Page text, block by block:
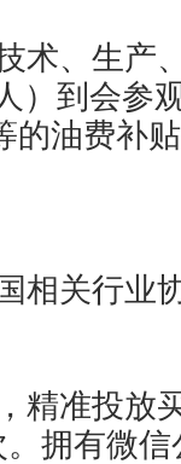
、生产
）到会参
的油费补
关行业
准投放
拥有微